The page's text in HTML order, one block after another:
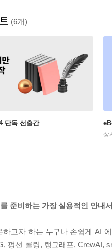
(6개)
단독 선출간
상
준비하는 가장 실용적인 안내
하고자 하는 누구나 손쉽게 AI
펑션 콜링, 랭그래프, CrewAI,